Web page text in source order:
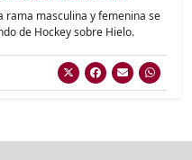
rama masculina y femenina se
de Hockey sobre Hielo.